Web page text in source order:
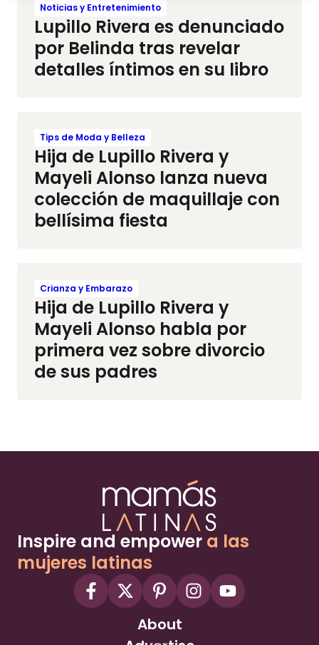
Noticias y Entretenimiento
Lupillo Rivera es denunciado
por Belinda tras revelar
detalles íntimos en su libro
Tips de Moda y Belleza
Hija de Lupillo Rivera y
Mayeli Alonso lanza nueva
colección de maquillaje con
bellísima fiesta
Crianza y Embarazo
Hija de Lupillo Rivera y
Mayeli Alonso habla por
primera vez sobre divorcio
de sus padres
Inspire and empower a las
mujeres latinas
About